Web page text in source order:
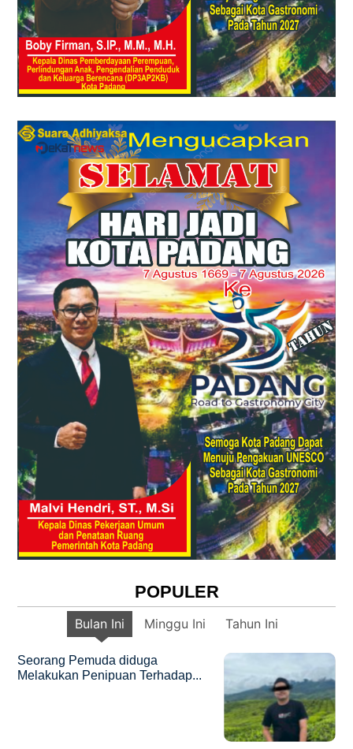
POPULER
Bulan Ini Minggu Ini Tahun Ini
Seorang Pemuda diduga
Melakukan Penipuan Terhadap...